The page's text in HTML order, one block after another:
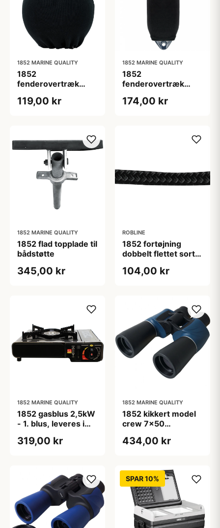
1852 MARINE QUALITY
1852
fenderovertræk
119,00 kr
1852 MARINE QUALITY
1852
fenderovertræk
2-pakke
174,00 kr
1852 MARINE QUALITY
1852 flad topplade til
bådstøtte
345,00 kr
ROBLINE
1852 fortøjning
dobbelt flettet sort
104,00 kr
1852 MARINE QUALITY
1852 gasblus 2,5kW
- 1. blus, leveres i
319,00 kr
1852 MARINE QUALITY
1852 kikkert model
crew 7x50
434,00 kr
SPAR 10%